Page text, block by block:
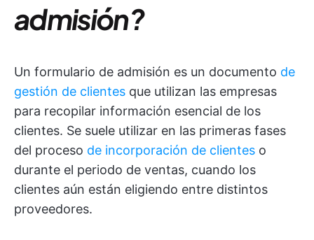
admisión?
Un formulario de admisión es un documento de
gestión de clientes que utilizan las empresas
para recopilar información esencial de los
clientes. Se suele utilizar en las primeras fases
del proceso de incorporación de clientes o
durante el periodo de ventas, cuando los
clientes aún están eligiendo entre distintos
proveedores.